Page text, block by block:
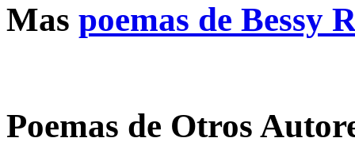
Mas poemas de Bessy
Poemas de Otros